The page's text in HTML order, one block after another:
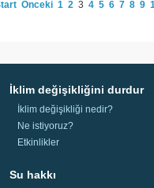
Önceki 1 2 3 4 5 6 7 8 9
İklim değişikliğini durdur
İklim değişikliği nedir?
Ne istiyoruz?
Etkinlikler
Su hakkı